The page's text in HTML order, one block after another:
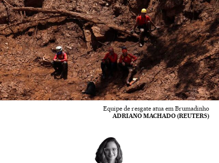
Equipe de resgate atua em Brumadinho
ADRIANO MACHADO (REUTERS)